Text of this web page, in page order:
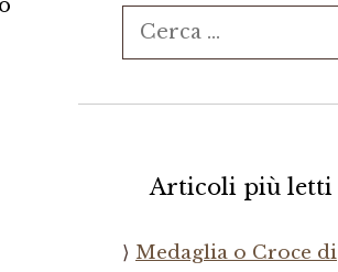
Ricerca
per:
Articoli più letti
Medaglia o Croce di